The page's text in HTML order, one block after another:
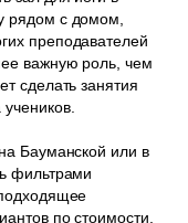
рядом с домом,
преподавателей
важную роль, чем
сделать занятия
Бауманской или в
фильтрами
по стоимости,